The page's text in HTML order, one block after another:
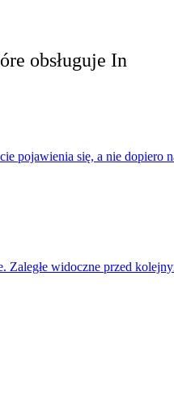
obsługuje In
pojawienia się, a nie dopiero
Zaległe widoczne przed